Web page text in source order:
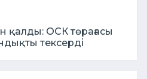
қалды: ОСК төрағасы
тексерді